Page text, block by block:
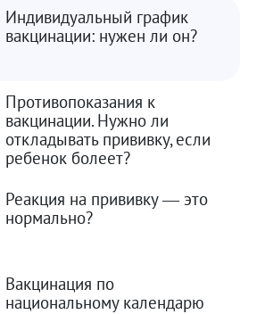
Индивидуальный график
вакцинации: нужен ли он?
Противопоказания к
вакцинации. Нужно ли
откладывать прививку, если
ребенок болеет?
Реакция на прививку — это
нормально?
Вакцинация по
национальному календарю